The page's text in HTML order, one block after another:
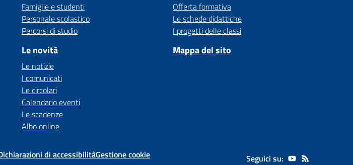
Famiglie e studenti
Personale scolastico
Percorsi di studio
Le novità
Le notizie
I comunicati
Le circolari
Calendario eventi
Le scadenze
Albo online
Offerta formativa
Le schede didattiche
I progetti delle classi
Mappa del sito
di accessibilitàGestione cookie Seguici su: